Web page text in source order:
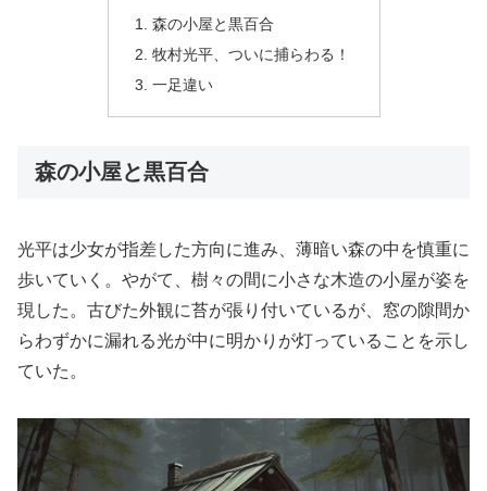
森の小屋と黒百合
牧村光平、ついに捕らわる！
一足違い
森の小屋と黒百合
光平は少女が指差した方向に進み、薄暗い森の中を慎重に
歩いていく。やがて、樹々の間に小さな木造の小屋が姿を
現した。古びた外観に苔が張り付いているが、窓の隙間か
らわずかに漏れる光が中に明かりが灯っていることを示し
ていた。